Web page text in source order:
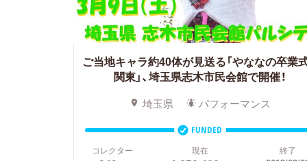
ご当地キャラ約40体が見送る「やななの卒業
関東」、埼玉県志木市民会館で開催！
埼玉県 パフォーマンス
FUNDED
コレクター
現在 終了